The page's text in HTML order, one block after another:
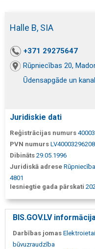
Halle B, SIA
+371 29275647
Rūpniecības 20,
Ūdensapgāde un
Juridiskie dati
Reģistrācijas numurs
PVN numurs LV40003296208
Dibināts 29.05.1996
Juridiskā adrese
4801
Iesniegtie gada pārskati
BIS.GOV.LV
Darbības jomas
būvuzraudzība